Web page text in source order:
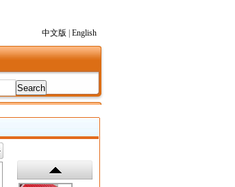
中文版
English